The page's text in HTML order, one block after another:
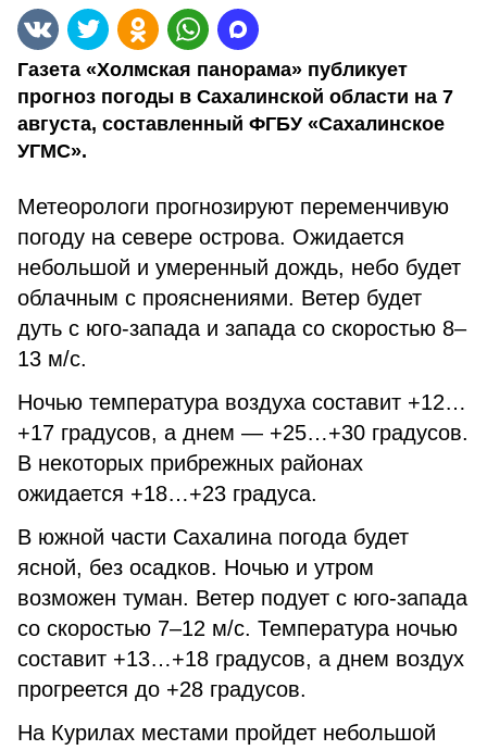
Газета «Холмская панорама» публикует
прогноз погоды в Сахалинской области на 7
августа, составленный ФГБУ «Сахалинское
УГМС».
Метеорологи прогнозируют переменчивую
погоду на севере острова. Ожидается
небольшой и умеренный дождь, небо будет
облачным с прояснениями. Ветер будет
дуть с юго-запада и запада со скоростью 8–
13 м/с.
Ночью температура воздуха составит +12…
+17 градусов, а днем — +25…+30 градусов.
В некоторых прибрежных районах
ожидается +18…+23 градуса.
В южной части Сахалина погода будет
ясной, без осадков. Ночью и утром
возможен туман. Ветер подует с юго-запада
со скоростью 7–12 м/с. Температура ночью
составит +13…+18 градусов, а днем воздух
прогреется до +28 градусов.
На Курилах местами пройдет небольшой